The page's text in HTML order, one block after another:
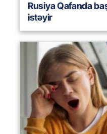
Rusiya Qafanda
istəyir